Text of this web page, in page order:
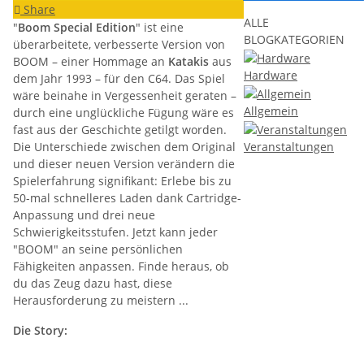
ALLE
BLOGKATEGORIEN
Hardware
Allgemein
Veranstaltungen
Share
"Boom Special Edition" ist eine
überarbeitete, verbesserte Version von
BOOM – einer Hommage an Katakis aus
dem Jahr 1993 – für den C64. Das Spiel
wäre beinahe in Vergessenheit geraten –
durch eine unglückliche Fügung wäre es
fast aus der Geschichte getilgt worden.
Die Unterschiede zwischen dem Original
und dieser neuen Version verändern die
Spielerfahrung signifikant: Erlebe bis zu
50-mal schnelleres Laden dank Cartridge-
Anpassung und drei neue
Schwierigkeitsstufen. Jetzt kann jeder
"BOOM" an seine persönlichen
Fähigkeiten anpassen. Finde heraus, ob
du das Zeug dazu hast, diese
Herausforderung zu meistern ...
Die Story: